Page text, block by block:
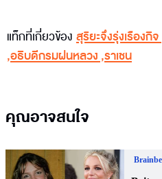
แท็กที่เกี่ยวข้อง สุริยะจึงรุ่งเรืองกิจ
,อธิบดีกรมฝนหลวง ,ราเชน
คุณอาจสนใจ